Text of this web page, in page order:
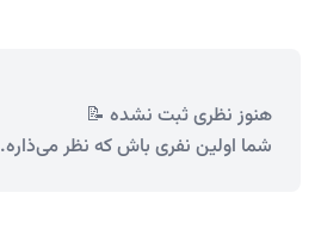
هنوز نظری ثبت نشده 📝
شما اولین نفری باش که نظر می‌ذاره.